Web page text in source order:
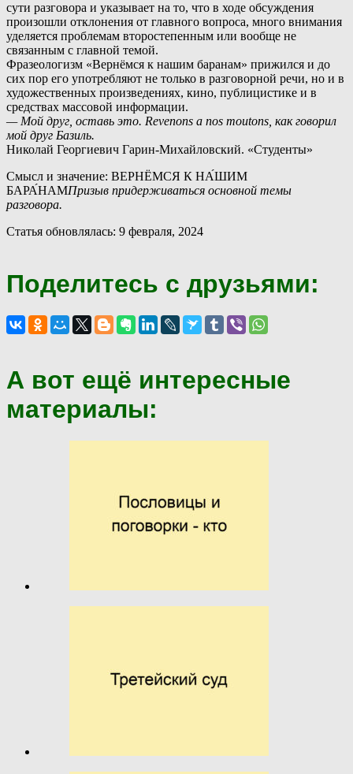
сути разговора и указывает на то, что в ходе обсуждения
произошли отклонения от главного вопроса, много внимания
уделяется проблемам второстепенным или вообще не
связанным с главной темой.
Фразеологизм «Вернёмся к нашим баранам» прижился и до
сих пор его употребляют не только в разговорной речи, но и в
художественных произведениях, кино, публицистике и в
средствах массовой информации.
— Мой друг, оставь это. Revenons а nos moutons, как говорил
мой друг Базиль.
Николай Георгиевич Гарин-Михайловский. «Студенты»
Смысл и значение: ВЕРНЁМСЯ К НА́ШИМ
БАРА́НАМПризыв придерживаться основной темы
разговора.
Статья обновлялась: 9 февраля, 2024
Поделитесь с друзьями:
А вот ещё интересные
материалы: